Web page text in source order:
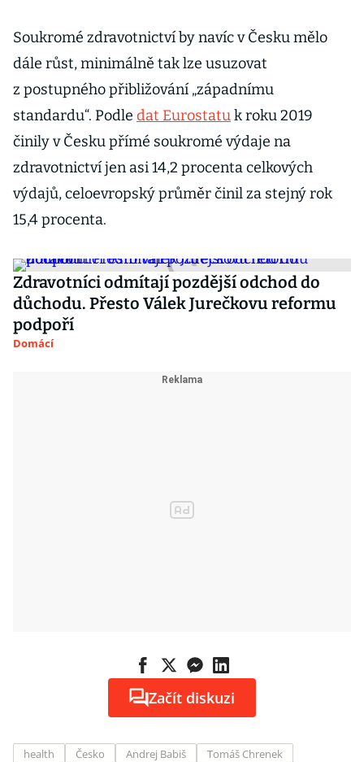
Soukromé zdravotnictví by navíc v Česku mělo
dále růst, minimálně tak lze usuzovat
z postupného přibližování „západnímu
standardu“. Podle dat Eurostatuk roku 2019
činily v Česku přímé soukromé výdaje na
zdravotnictví jen asi 14,2 procenta celkových
výdajů, celoevropský průměr činil za stejný rok
15,4 procenta.
Zdravotníci odmítají pozdější odchod do
důchodu. Přesto Válek Jurečkovu reformu
podpoří
Domácí
Začít diskuzi
health Česko Andrej Babiš
Tomáš Chrenek